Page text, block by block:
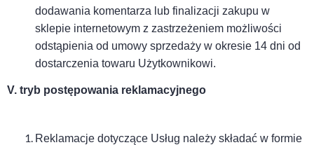
dodawania komentarza lub finalizacji zakupu w
sklepie internetowym z zastrzeżeniem możliwości
odstąpienia od umowy sprzedaży w okresie 14 dni od
dostarczenia towaru Użytkownikowi.
V. tryb postępowania reklamacyjnego
Reklamacje dotyczące Usług należy składać w formie